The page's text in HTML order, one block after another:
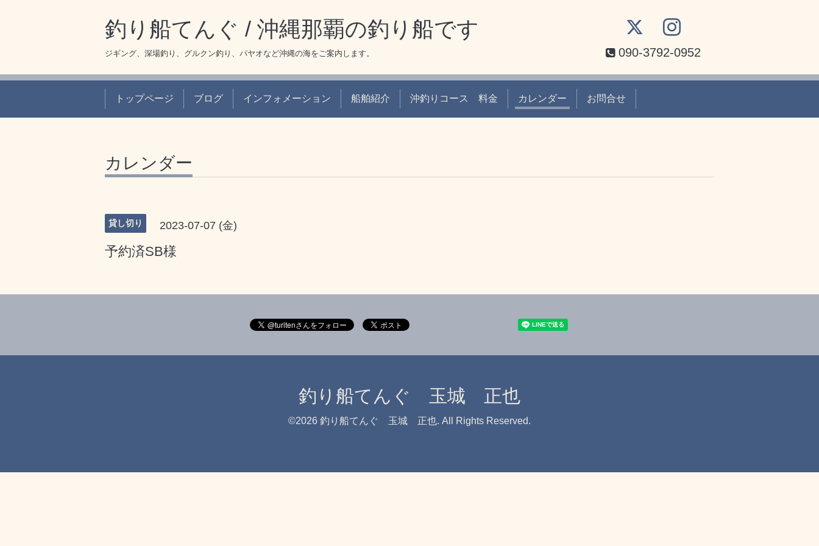
釣り船てんぐ / 沖縄那覇の釣り船です
ジギング、深場釣り、グルクン釣り、パヤオなど沖縄の海をご案内します。 090-3792-0952
トップページ ブログ インフォメーション 船舶紹介 沖釣りコース 料金 カレンダー お問合せ
カレンダー
貸し切り 2023-07-07 (金)
予約済SB様
釣り船てんぐ 玉城 正也
©2026 釣り船てんぐ 玉城 正也. All Rights Reserved.